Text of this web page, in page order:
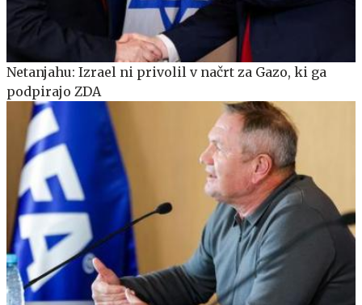
Netanjahu: Izrael ni privolil v načrt za Gazo, ki ga
podpirajo ZDA